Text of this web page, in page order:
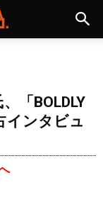
「BOLDLY
インタビュ